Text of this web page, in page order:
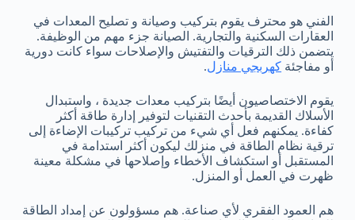
الفني هو محترف يقوم بتركيب وصيانة و تصليح المعدات في
العقارات السكنية والتجارية. الصيانة جزء مهم من الوظيفة.
يتضمن ذلك الترقيات والتفتيش والإصلاحات سواء كانت دورية
أو مفاجئة كهربجي منازل.
يقوم الاختصاصيون أيضًا بتركيب معدات جديدة ، واستبدال
الأسلاك القديمة بأحدث التقنيات لتوفير إدارة طاقة أكثر
كفاءة. يمكنهم فعل أي شيء من تركيب تركيبات الإضاءة إلى
ترقية نظام الطاقة في منزلك ليكون أكثر استدامة في
المستقبل أو استكشاف الأخطاء وإصلاحها في مشكلة معينة
ظهرت في العمل أو المنزل.
هم العمود الفقري لأي صناعة. هم مسؤولون عن إمداد الطاقة